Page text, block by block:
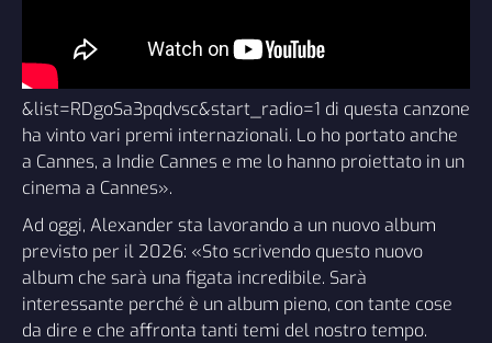
&list=RDgoSa3pqdvsc&start_radio=1 di questa canzone
ha vinto vari premi internazionali. Lo ho portato anche
a Cannes, a Indie Cannes e me lo hanno proiettato in un
cinema a Cannes».
Ad oggi, Alexander sta lavorando a un nuovo album
previsto per il 2026: «Sto scrivendo questo nuovo
album che sarà una figata incredibile. Sarà
interessante perché è un album pieno, con tante cose
da dire e che affronta tanti temi del nostro tempo.